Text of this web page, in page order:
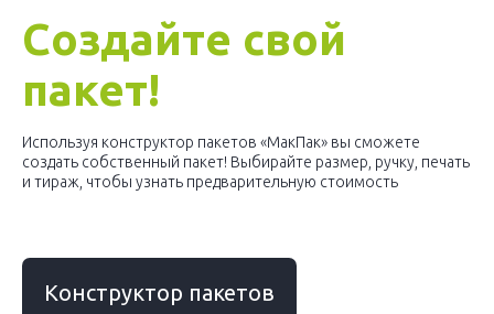
Создайте свой
пакет!
Используя конструктор пакетов «МакПак» вы сможете
создать собственный пакет! Выбирайте размер, ручку, печать
и тираж, чтобы узнать предварительную стоимость
Конструктор пакетов